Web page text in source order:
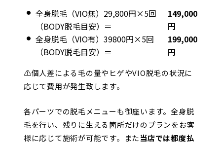
全身脱毛（VIO無）29,800円×5回
（BODY脱毛目安）＝
149,000
円
全身脱毛（VIO有）39800円×5回
（BODY脱毛目安）＝
199,000
円
⚠︎個人差による毛の量やヒゲやVIO脱毛の状況に
応じて費用が発生致します。
各パーツでの脱毛メニューも御座います。全身脱
毛を行い、残りに生える箇所だけのプランをお客
様に応じて施術が可能です。また当店では都度払